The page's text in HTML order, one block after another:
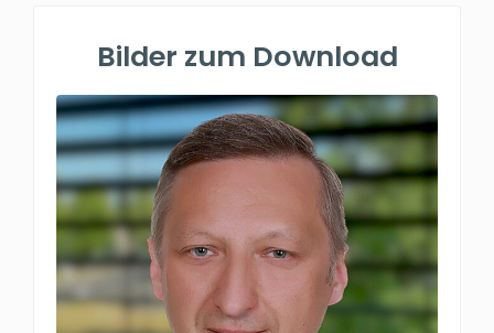
Bilder zum Download